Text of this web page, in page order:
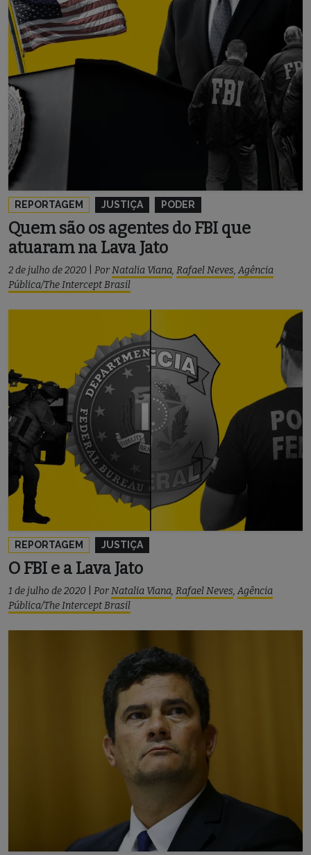
REPORTAGEM JUSTIÇA PODER
Quem são os agentes do FBI que
atuaram na Lava Jato
2 de julho de 2020 PorNatalia Viana, Rafael Neves,Agência
Pública/The Intercept Brasil
REPORTAGEM JUSTIÇA
O FBI e a Lava Jato
1 de julho de 2020 PorNatalia Viana, Rafael Neves,Agência
Pública/The Intercept Brasil